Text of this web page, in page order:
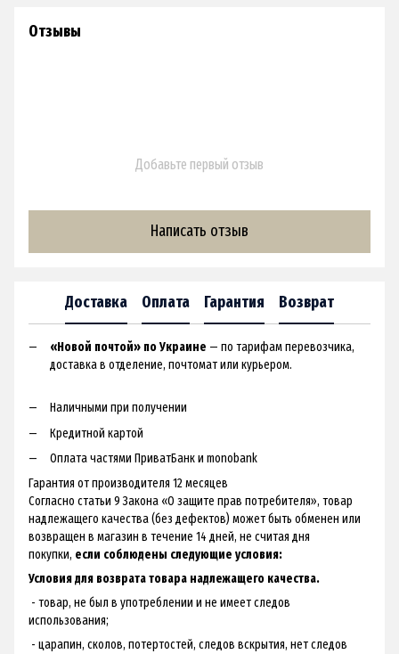
Отзывы
Добавьте первый отзыв
Написать отзыв
Доставка Оплата Гарантия Возврат
«Новой почтой» по Украине — по тарифам перевозчика,
доставка в отделение, почтомат или курьером.
Наличными при получении
Кредитной картой
Оплата частями ПриватБанк и monobank
Гарантия от производителя 12 месяцев
Согласно статьи 9 Закона «О защите прав потребителя», товар
надлежащего качества (без дефектов) может быть обменен или
возвращен в магазин в течение 14 дней, не считая дня
покупки, если соблюдены следующие условия:
Условия для возврата товара надлежащего качества.
- товар, не был в употреблении и не имеет следов
использования;
- царапин, сколов, потертостей, следов вскрытия, нет следов